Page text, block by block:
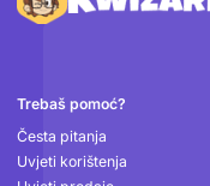
Podnožje
Trebaš pomoć?
Česta pitanja
Uvjeti korištenja